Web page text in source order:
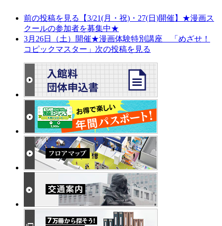
前の投稿を見る
【3/21(月・祝)・27(日)開催】★漫画ス
クールの参加者を募集中★
3月26日（土）開催★漫画体験特別講座 「めざせ！
コピックマスター」 次の投稿を見る